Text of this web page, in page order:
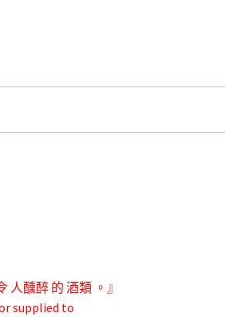
人醺醉 的 酒類 。』
supplied to